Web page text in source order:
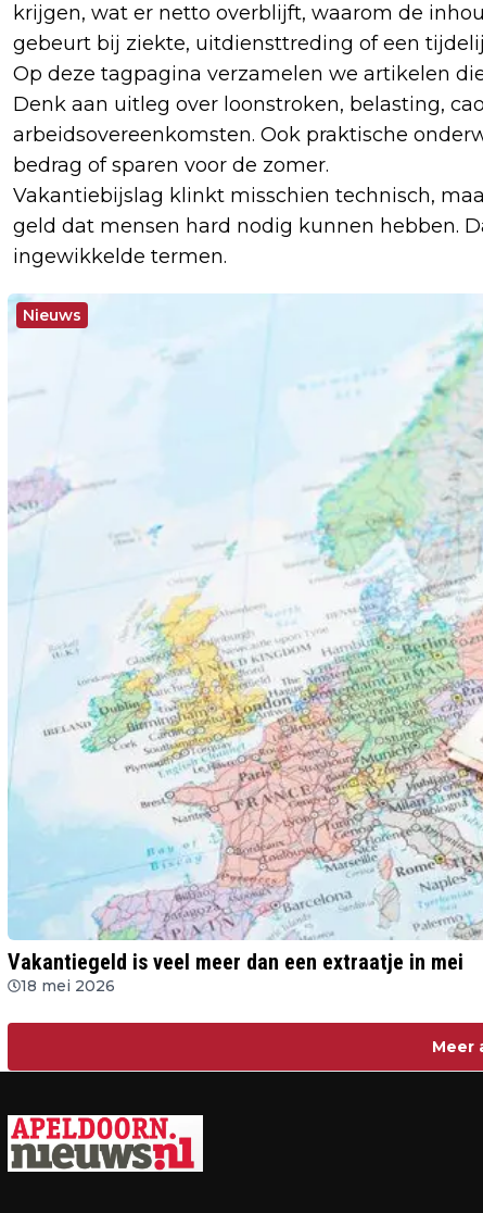
krijgen, wat er netto overblijft, waarom de
gebeurt bij ziekte, uitdiensttreding of een
Op deze tagpagina verzamelen we artikelen
Denk aan uitleg over loonstroken, belasting,
arbeidsovereenkomsten. Ook praktische
bedrag of sparen voor de zomer.
Vakantiebijslag klinkt misschien technisch,
geld dat mensen hard nodig kunnen hebben.
ingewikkelde termen.
Nieuws
Vakantiegeld is veel meer dan een extraatje in mei
18 mei 2026
Meer